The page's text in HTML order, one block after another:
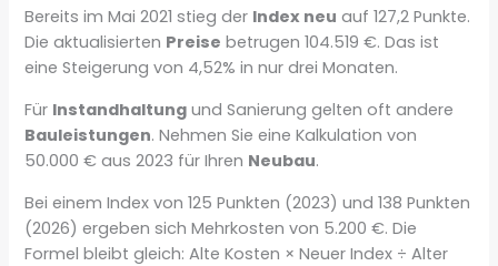
Bereits im Mai 2021 stieg der Index neu auf 127,2 Punkte.
Die aktualisierten Preise betrugen 104.519 €. Das ist
eine Steigerung von 4,52% in nur drei Monaten.
Für Instandhaltung und Sanierung gelten oft andere
Bauleistungen. Nehmen Sie eine Kalkulation von
50.000 € aus 2023 für Ihren Neubau.
Bei einem Index von 125 Punkten (2023) und 138 Punkten
(2026) ergeben sich Mehrkosten von 5.200 €. Die
Formel bleibt gleich: Alte Kosten × Neuer Index ÷ Alter